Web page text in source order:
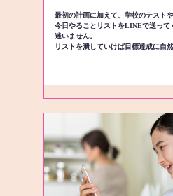
最初の計画に加えて、学校のテスト
今日やることリストをLINEで送って
迷いません。
リストを潰していけば目標達成に自